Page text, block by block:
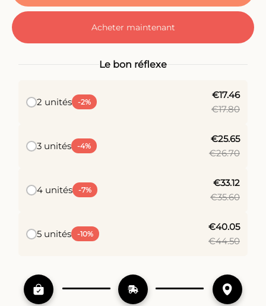
Acheter maintenant
Le bon réflexe
2 unités -2%
€17.46
€17.80
3 unités -4%
€25.65
€26.70
4 unités -7%
€33.12
€35.60
5 unités -10%
€40.05
€44.50